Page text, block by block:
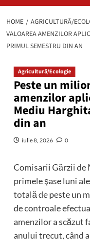
HOME AGRICULTURĂ/
VALOAREA AMENZILOR
PRIMUL SEMESTRU DIN AN
Agricultură/Ecologie
Peste un
amenzilor
Mediu
din an
iulie 8, 2026 0
Comisarii Gărzii de
primele şase luni
totală de peste un
de controale
amenzilor a scăzut
anului trecut, când